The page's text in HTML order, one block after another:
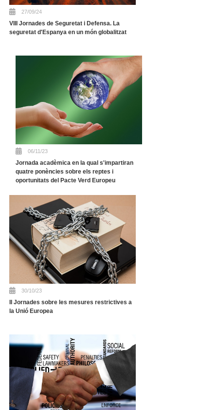
27/09/24
VIII Jornades de Seguretat i Defensa. La
seguretat d'Espanya en un món globalitzat
06/11/23
Jornada acadèmica en la qual s'impartiran
quatre ponències sobre els reptes i
oportunitats del Pacte Verd Europeu
30/10/23
II Jornades sobre les mesures restrictives a
la Unió Europea